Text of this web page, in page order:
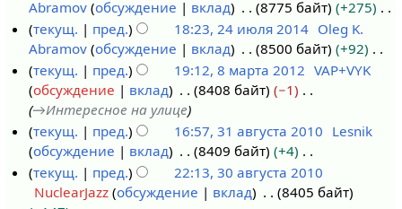
п
р
а
в
к
и
0
1
я
п
р
а
в
к
и
с
а
и
я
п
р
а
в
2
1
п
и
с
а
н
и
я
п
р
а
ю
я
1
е
т
о
п
и
с
а
н
и
я
п
Abramov обсуждение вклад 8775 байт
+275
Н
е
т
о
п
и
с
а
н
и
4
л
2
текущ. пред. 18:23, 24 июля 2014 Oleg K.
Abramov обсуждение вклад 8500 байт
+92
Н
е
т
о
п
и
с
а
т
текущ. пред. 19:12, 8 марта 2012 VAP+VYK
обсуждение
вклад 8408 байт
−1
→Интересное на улице
1
текущ. пред. 16:57, 31 августа 2010 Lesnik
обсуждение
вклад 8409 байт
+4
Н
е
текущ. пред.
22:13, 30 августа 2010
NuclearJazz обсуждение вклад
8405 байт